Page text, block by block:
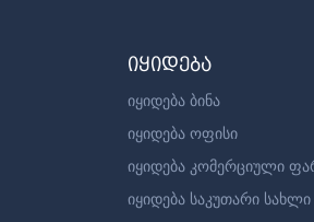
იყიდება
იყიდება ბინა
იყიდება ოფისი
იყიდება კომერციული
იყიდება საკუთარი სახლი